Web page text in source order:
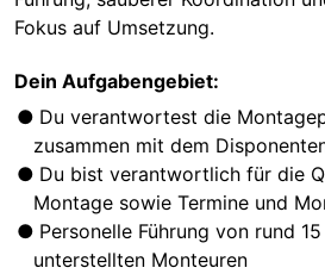
Fokus auf Umsetzung.
Dein Aufgabengebiet:
Du verantwortest die
zusammen mit dem
Du bist verantwortlich für die
Montage sowie Termine und
Personelle Führung von rund
unterstellten Monteuren